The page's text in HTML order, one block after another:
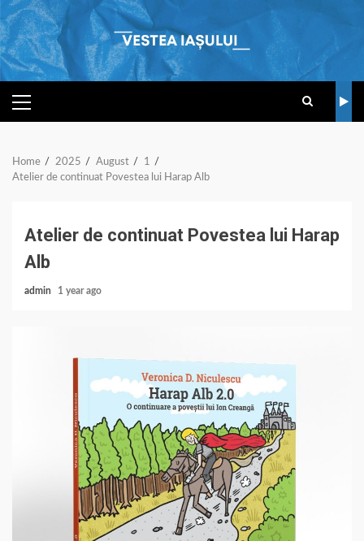
Skip
to
content
PRIMARY
MENU
Home 2025 August
1
Atelier de continuat Povestea lui Harap Alb
Atelier de continuat Povestea lui Harap
Alb
admin 1 year ago